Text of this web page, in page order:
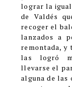
lograr la
de Valdés
recoger el
lanzados a
remontada, y
las logró
llevarse el
alguna de las